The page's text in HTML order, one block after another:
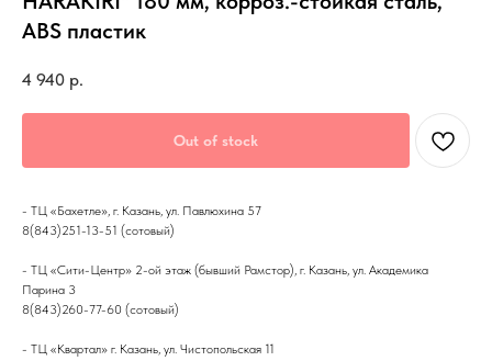
ABS пластик
4 940 р.
Out of stock
- ТЦ «Бахетле», г. Казань, ул. Павлюхина 57
8(843)251-13-51 (сотовый)
- ТЦ «Сити-Центр» 2-ой этаж (бывший Рамстор), г. Казань, ул. Академика
Парина 3
8(843)260-77-60 (сотовый)
- ТЦ «Квартал» г. Казань, ул. Чистопольская 11